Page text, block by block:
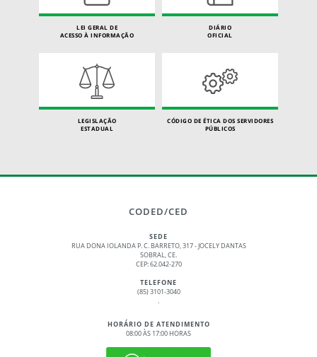
LEI GERAL DE
ACESSO À INFORMAÇÃO
DIÁRIO
OFICIAL
LEGISLAÇÃO
ESTADUAL
CÓDIGO DE ÉTICA DOS SERVIDORES
PÚBLICOS
CODED/CED
SEDE
RUA DONA IOLANDA P. C. BARRETO, 317 - JOCELY DANTAS
SOBRAL, CE.
CEP: 62.042-270
TELEFONE
(85) 3101-3040
.
HORÁRIO DE ATENDIMENTO
08:00 ÀS 17:00 HORAS